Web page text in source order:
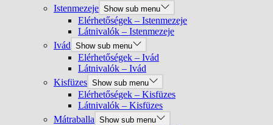
Istenmezeje Show sub menu
Elérhetőségek – Istenmezeje
Látnivalók – Istenmezeje
Ivád Show sub menu
Elérhetőségek – Ivád
Látnivalók – Ivád
Kisfüzes Show sub menu
Elérhetőségek – Kisfüzes
Látnivalók – Kisfüzes
Mátraballa Show sub menu